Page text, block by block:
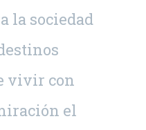
la sociedad
vivir con
el